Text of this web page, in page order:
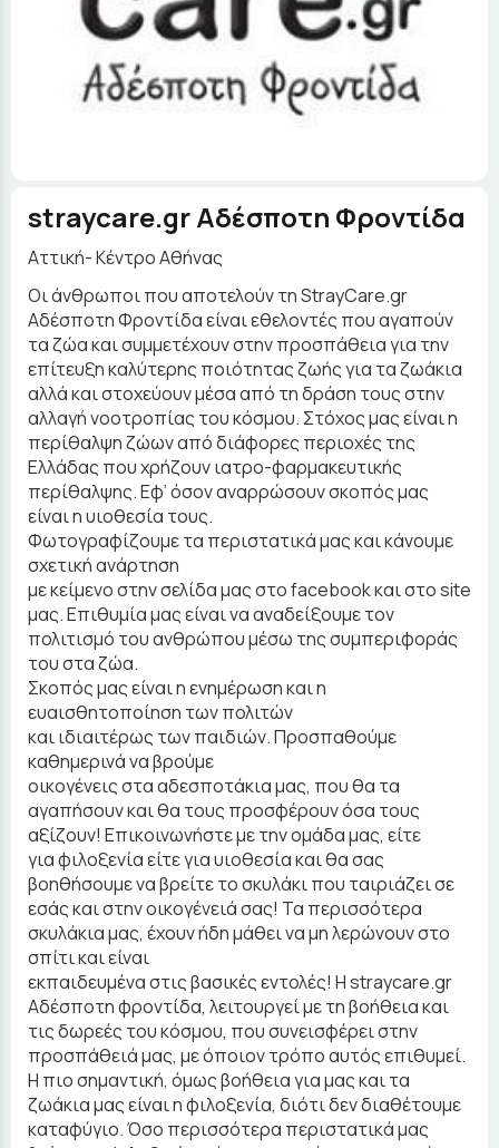
straycare.gr Aδέσποτη Φροντίδα
Αττική- Κέντρο Αθήνας
Οι άνθρωποι που αποτελούν τη StrayCare.gr
Aδέσποτη Φροντίδα είναι εθελοντές που αγαπούν
τα ζώα και συμμετέχουν στην προσπάθεια για την
επίτευξη καλύτερης ποιότητας ζωής για τα ζωάκια
αλλά και στοχεύουν μέσα από τη δράση τους στην
αλλαγή νοοτροπίας του κόσμου. Στόχος μας είναι η
περίθαλψη ζώων από διάφορες περιοχές της
Ελλάδας που χρήζουν ιατρο-φαρμακευτικής
περίθαλψης. Εφ’ όσον αναρρώσουν σκοπός μας
είναι η υιοθεσία τους.
Φωτογραφίζουμε τα περιστατικά μας και κάνουμε
σχετική ανάρτηση
με κείμενο στην σελίδα μας στο facebook και στο site
μας. Επιθυμία μας είναι να αναδείξουμε τον
πολιτισμό του ανθρώπου μέσω της συμπεριφοράς
του στα ζώα.
Σκοπός μας είναι η ενημέρωση και η
ευαισθητοποίηση των πολιτών
και ιδιαιτέρως των παιδιών. Προσπαθούμε
καθημερινά να βρούμε
οικογένεις στα αδεσποτάκια μας, που θα τα
αγαπήσουν και θα τους προσφέρουν όσα τους
αξίζουν! Επικοινωνήστε με την ομάδα μας, είτε
για φιλοξενία είτε για υιοθεσία και θα σας
βοηθήσουμε να βρείτε το σκυλάκι που ταιριάζει σε
εσάς και στην οικογένειά σας! Τα περισσότερα
σκυλάκια μας, έχουν ήδη μάθει να μη λερώνουν στο
σπίτι και είναι
εκπαιδευμένα στις βασικές εντολές! Η straycare.gr
Αδέσποτη φροντίδα, λειτουργεί με τη βοήθεια και
τις δωρεές του κόσμου, που συνεισφέρει στην
προσπάθειά μας, με όποιον τρόπο αυτός επιθυμεί.
Η πιο σημαντική, όμως βοήθεια για μας και τα
ζωάκια μας είναι η φιλοξενία, διότι δεν διαθέτουμε
καταφύγιο. Όσο περισσότερα περιστατικά μας